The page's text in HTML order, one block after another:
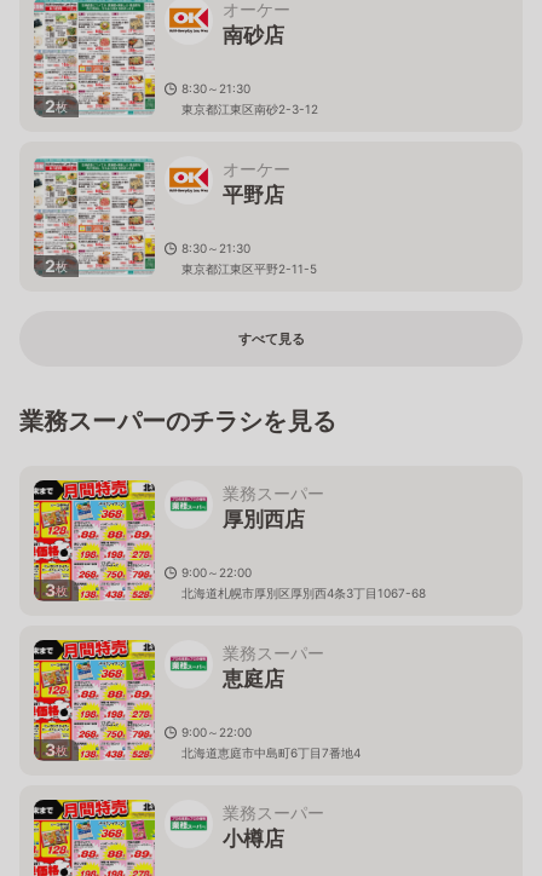
2枚
オーケー
南砂店
8:30～21:30
東京都江東区南砂2-3-12
2枚
オーケー
平野店
8:30～21:30
東京都江東区平野2-11-5
すべて見る
業務スーパーのチラシを見る
3枚
業務スーパー
厚別西店
9:00～22:00
北海道札幌市厚別区厚別西4条3丁目1067-68
3枚
業務スーパー
恵庭店
9:00～22:00
北海道恵庭市中島町6丁目7番地4
業務スーパー
小樽店